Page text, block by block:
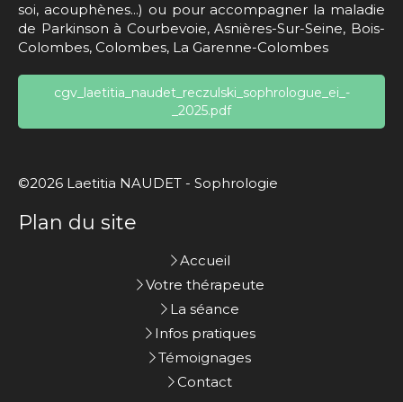
soi, acouphènes...) ou pour accompagner la maladie
de Parkinson à Courbevoie, Asnières-Sur-Seine, Bois-
Colombes, Colombes, La Garenne-Colombes
cgv_laetitia_naudet_reczulski_sophrologue_ei_-
_2025.pdf
©2026 Laetitia NAUDET - Sophrologie
Plan du site
Accueil
Votre thérapeute
La séance
Infos pratiques
Témoignages
Contact